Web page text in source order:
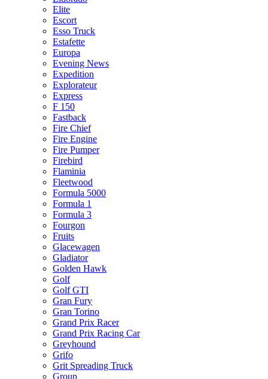
Elite
Escort
Esso Truck
Estafette
Europa
Evening News
Expedition
Explorateur
Express
F 150
Fastback
Fire Chief
Fire Engine
Fire Pumper
Firebird
Flaminia
Fleetwood
Formula 5000
Formula 1
Formula 3
Fourgon
Fruits
Glacewagen
Gladiator
Golden Hawk
Golf
Golf GTI
Gran Fury
Gran Torino
Grand Prix Racer
Grand Prix Racing Car
Greyhound
Grifo
Grit Spreading Truck
Group